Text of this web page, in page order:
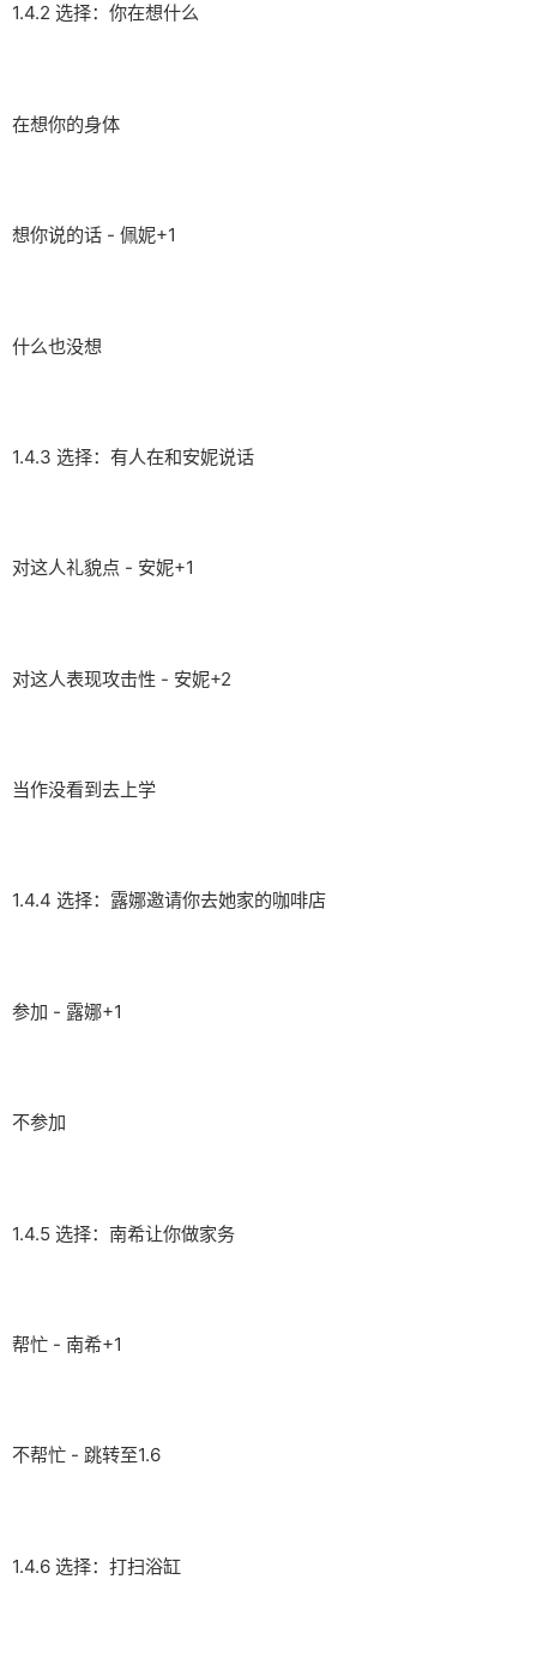
1.4.2 选择：你在想什么
在想你的身体
想你说的话 - 佩妮+1
什么也没想
1.4.3 选择：有人在和安妮说话
对这人礼貌点 - 安妮+1
对这人表现攻击性 - 安妮+2
当作没看到去上学
1.4.4 选择：露娜邀请你去她家的咖啡店
参加 - 露娜+1
不参加
1.4.5 选择：南希让你做家务
帮忙 - 南希+1
不帮忙 - 跳转至1.6
1.4.6 选择：打扫浴缸